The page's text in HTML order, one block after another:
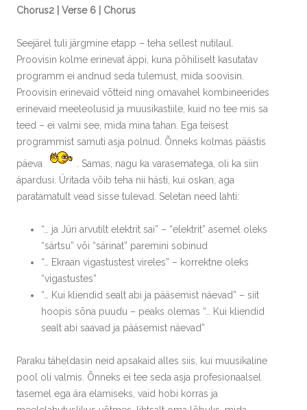
Chorus2 | Verse 6 | Chorus
Seejärel tuli järgmine etapp – teha sellest nutilaul.
Proovisin kolme erinevat äppi, kuna põhiliselt kasutatav
programm ei andnud seda tulemust, mida soovisin.
Proovisin erinevaid võtteid ning omavahel kombineerides
erinevaid meeleolusid ja muusikastiile, kuid no tee mis sa
teed – ei valmi see, mida mina tahan. Ega teisest
programmist samuti asja polnud. Õnneks kolmas päästis
päeva
. Samas, nagu ka varasematega, oli ka siin
äpardusi. Üritada võib teha nii hästi, kui oskan, aga
paratamatult vead sisse tulevad. Seletan need lahti:
“… ja Jüri arvutilt elektrit sai” – “elektrit” asemel oleks
“särtsu” või “särinat” paremini sobinud
“… Ekraan vigastustest vireles” – korrektne oleks
“vigastustes”
“… Kui kliendid sealt abi ja pääsemist näevad” – siit
hoopis sõna puudu – peaks olemas “… Kui kliendid
sealt abi saavad ja pääsemist näevad”
Paraku täheldasin neid apsakaid alles siis, kui muusikaline
pool oli valmis. Õnneks ei tee seda asja profesionaalsel
tasemel ega ära elamiseks, vaid hobi korras ja